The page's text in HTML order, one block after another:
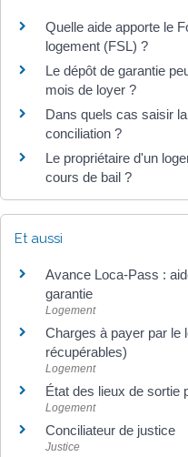
Quelle aide apporte le
logement (FSL) ?
Le dépôt de garantie
mois de loyer ?
Dans quels cas saisir
conciliation ?
Le propriétaire d'un
cours de bail ?
Et aussi
Avance Loca-Pass :
garantie
Logement
Charges à payer par le
récupérables)
Logement
État des lieux de sortie
Logement
Conciliateur de justice
Justice